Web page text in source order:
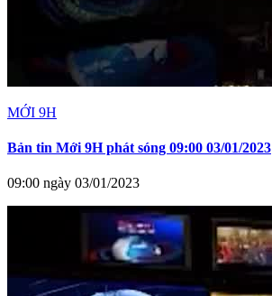
MỚI 9H
Bản tin Mới 9H phát sóng 09:00 03/01/2023
09:00 ngày 03/01/2023